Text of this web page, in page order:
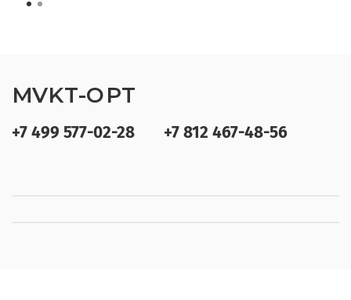
+7 499 577-02-28 +7 812 467-48-56
MVKT-OPT